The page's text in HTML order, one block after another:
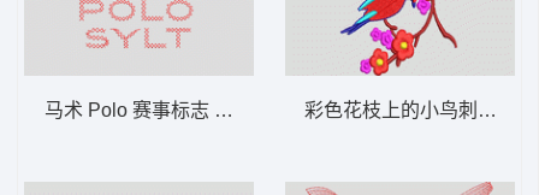
马术 Polo 赛事标志 保罗 polo彩色花枝上的小鸟刺绣 鸟